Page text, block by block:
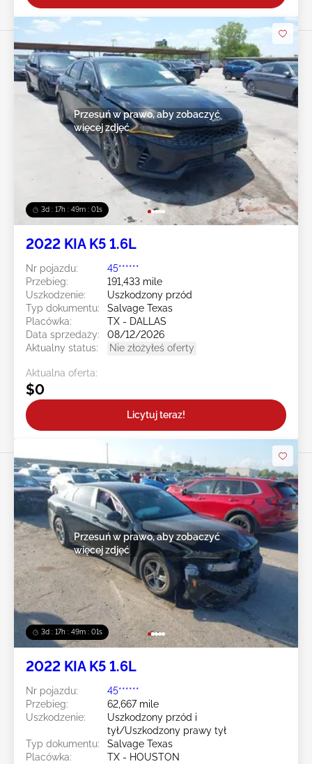
3d : 17h : 48m : 58s
Przesuń w prawo, aby zobaczyć
więcej zdjęć
2022 KIA K5 1.6L
Nr pojazdu:
45******
Przebieg:
191,433 mile
Uszkodzenie:
Uszkodzony przód
Typ dokumentu:
Salvage Texas
Placówka:
TX - DALLAS
Data sprzedaży:
08/12/2026
Aktualny status:
Nie złożyłeś oferty
Aktualna oferta:
$0
Licytuj teraz!
3d : 17h : 48m : 58s
Przesuń w prawo, aby zobaczyć
więcej zdjęć
2022 KIA K5 1.6L
Nr pojazdu:
45******
Przebieg:
62,667 mile
Uszkodzenie:
Uszkodzony przód i
tył/Uszkodzony prawy tył
Typ dokumentu:
Salvage Texas
Placówka:
TX - HOUSTON